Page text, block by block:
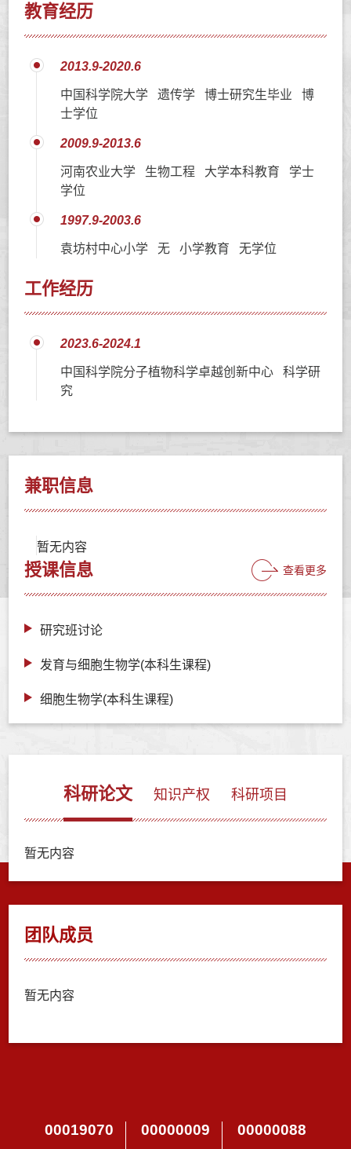
教育经历
2013.9-2020.6
中国科学院大学 遗传学 博士研究生毕业 博
士学位
2009.9-2013.6
河南农业大学 生物工程 大学本科教育 学士
学位
1997.9-2003.6
袁坊村中心小学 无 小学教育 无学位
工作经历
2023.6-2024.1
中国科学院分子植物科学卓越创新中心 科学研
究
兼职信息
暂无内容
授课信息 查看更多
研究班讨论
发育与细胞生物学(本科生课程)
细胞生物学(本科生课程)
科研论文 知识产权 科研项目
暂无内容
团队成员
暂无内容
00019070 00000009 00000088